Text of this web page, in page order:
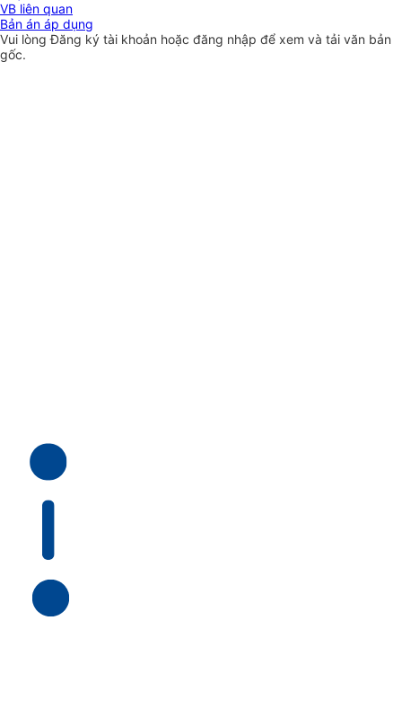
VB liên quan
Bản án áp dụng
Vui lòngĐăng ký tài khoản hoặc đăng nhập để xem và tải văn bản
gốc.